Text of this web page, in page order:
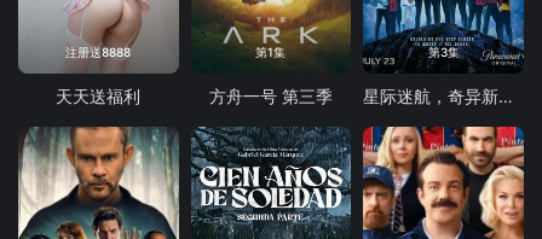
注册送8888
天天送福利
第1集
方舟一号 第三季
第3集
星际迷航，奇异新世界第四季